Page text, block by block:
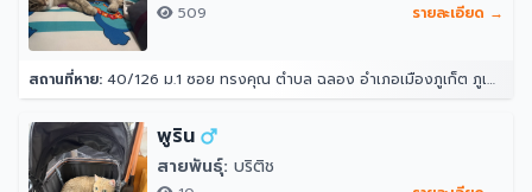
509 รายละเอียด →
สถานที่หาย: 40/126 ม.1 ซอย ทรงคุณ ตำบล ฉลอง อำเภอเมืองภูเก็ต ภูเก็ต 83000
พูริน
สายพันธุ์: บริติช